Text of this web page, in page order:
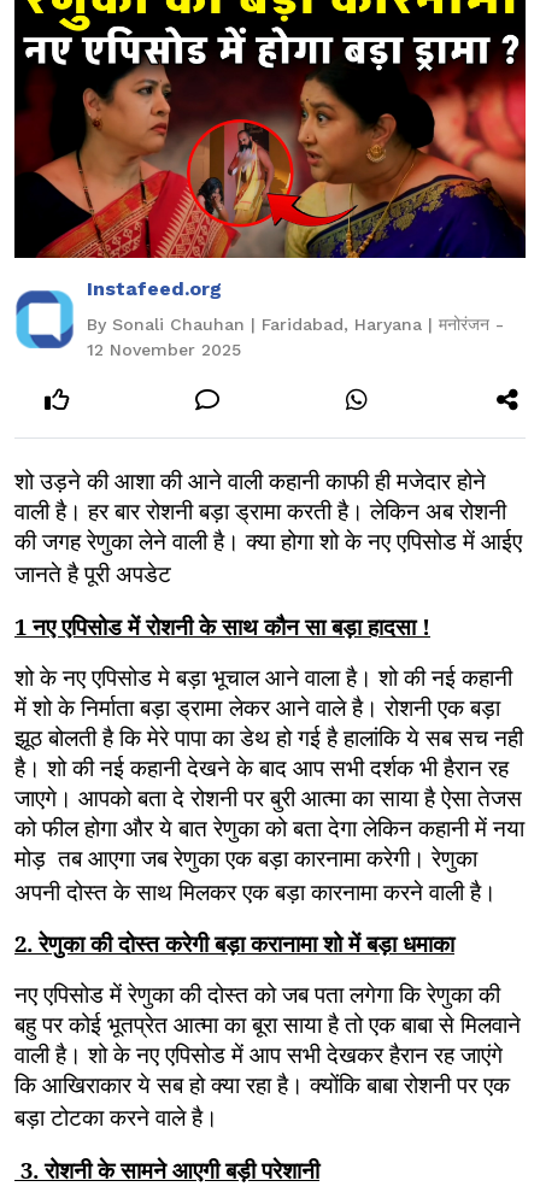
Instafeed.org
By Sonali Chauhan | Faridabad, Haryana | मनोरंजन -
12 November 2025
शो उड़ने की आशा की आने वाली कहानी काफी ही मजेदार होने
वाली है। हर बार रोशनी बड़ा ड्रामा करती है। लेकिन अब रोशनी
की जगह रेणुका लेने वाली है। क्या होगा शो के नए एपिसोड में आईए
जानते है पूरी अपडेट
1 नए एपिसोड में रोशनी के साथ कौन सा बड़ा हादसा !
शो के नए एपिसोड मे बड़ा भूचाल आने वाला है। शो की नई कहानी
में शो के निर्माता बड़ा ड्रामा लेकर आने वाले है। रोशनी एक बड़ा
झूठ बोलती है कि मेरे पापा का डेथ हो गई है हालांकि ये सब सच नही
है। शो की नई कहानी देखने के बाद आप सभी दर्शक भी हैरान रह
जाएगे। आपको बता दे रोशनी पर बुरी आत्मा का साया है ऐसा तेजस
को फील होगा और ये बात रेणुका को बता देगा लेकिन कहानी में नया
मोड़ तब आएगा जब रेणुका एक बड़ा कारनामा करेगी। रेणुका
अपनी दोस्त के साथ मिलकर एक बड़ा कारनामा करने वाली है।
2. रेणुका की दोस्त करेगी बड़ा करानामा शो में बड़ा धमाका
नए एपिसोड में रेणुका की दोस्त को जब पता लगेगा कि रेणुका की
बहु पर कोई भूतप्रेत आत्मा का बूरा साया है तो एक बाबा से मिलवाने
वाली है। शो के नए एपिसोड में आप सभी देखकर हैरान रह जाएंगे
कि आखिराकार ये सब हो क्या रहा है। क्योंकि बाबा रोशनी पर एक
बड़ा टोटका करने वाले है।
3. रोशनी के सामने आएगी बड़ी परेशानी